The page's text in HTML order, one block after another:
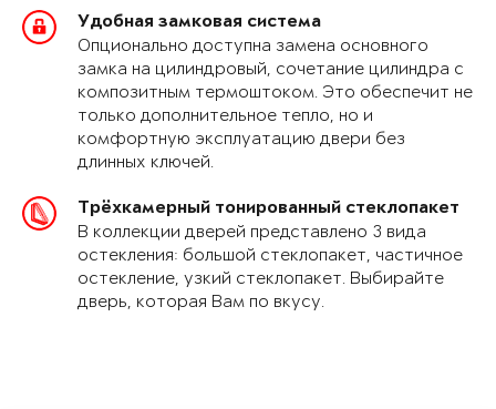
Удобная замковая система
Опционально доступна замена основного
замка на цилиндровый, сочетание цилиндра с
композитным термоштоком. Это обеспечит не
только дополнительное тепло, но и
комфортную эксплуатацию двери без
длинных ключей.
Трёхкамерный тонированный стеклопакет
В коллекции дверей представлено 3 вида
остекления: большой стеклопакет, частичное
остекление, узкий стеклопакет. Выбирайте
дверь, которая Вам по вкусу.